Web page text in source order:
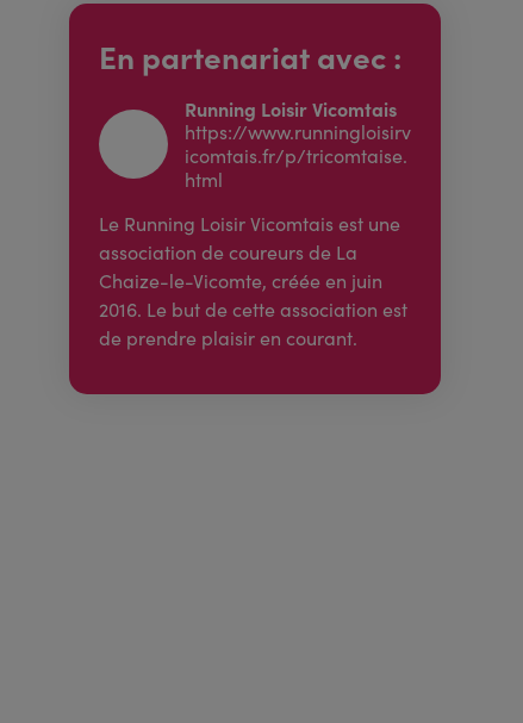
En partenariat avec :
Running Loisir Vicomtais
https://www.runningloisirv
icomtais.fr/p/tricomtaise.
html
Le Running Loisir Vicomtais est une
association de coureurs de La
Chaize-le-Vicomte, créée en juin
2016. Le but de cette association est
de prendre plaisir en courant.